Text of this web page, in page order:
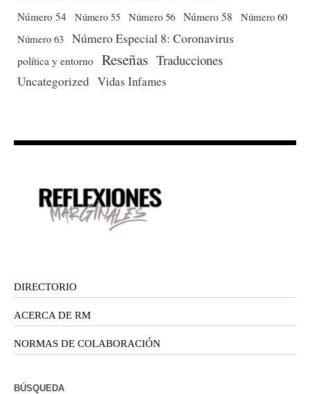
Número 54 Número 55 Número 56 Número 58
Número 60
Número 63 Número Especial 8: Coronavirus
política y entorno Reseñas Traducciones
Uncategorized Vidas Infames
DIRECTORIO
ACERCA DE RM
NORMAS DE COLABORACIÓN
BÚSQUEDA